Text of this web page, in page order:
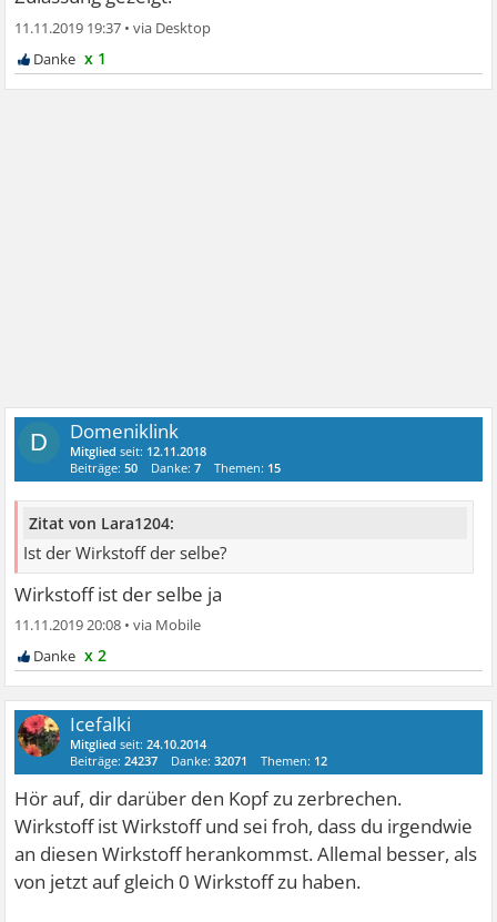
11.11.2019 19:37 •
x 1
D Domeniklink
Mitglied seit: 12.11.2018
Beiträge:50 Danke:7 Themen: 15
Zitat von Lara1204:
Ist der Wirkstoff der selbe?
Wirkstoff ist der selbe ja
11.11.2019 20:08 •
x 2
Icefalki
Mitglied seit:24.10.2014
Beiträge:24237 Danke:32071 Themen: 12
Hör auf, dir darüber den Kopf zu zerbrechen.
Wirkstoff ist Wirkstoff und sei froh, dass du irgendwie
an diesen Wirkstoff herankommst. Allemal besser, als
von jetzt auf gleich 0 Wirkstoff zu haben.